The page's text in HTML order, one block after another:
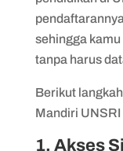
sehingga
tanpa harus
Berikut
Mandiri UNSRI
1. Akses